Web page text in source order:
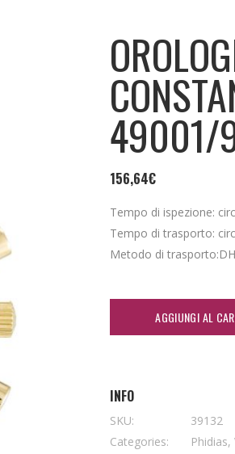
49001/
156,64€
Tempo di ispezione:
Tempo di trasporto:
Metodo di
AGGIUNGI AL
INFO
SKU:
39132
Categories:
Phidias,